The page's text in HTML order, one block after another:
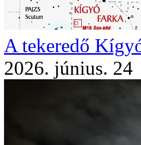
A tekeredő
2026. június. 24